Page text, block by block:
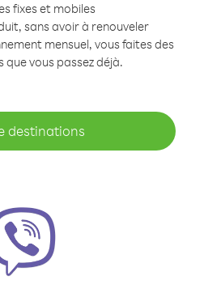
fixes et mobiles
sans avoir à renouveler
mensuel, vous faites des
que vous passez déjà.
destinations